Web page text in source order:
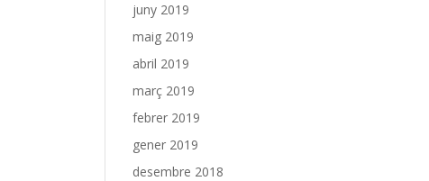
juny 2019
maig 2019
abril 2019
març 2019
febrer 2019
gener 2019
desembre 2018